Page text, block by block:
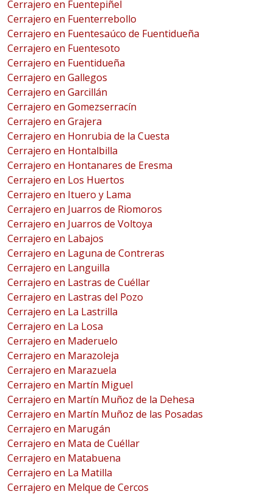
Cerrajero en Fuentepiñel
Cerrajero en Fuenterrebollo
Cerrajero en Fuentesaúco de Fuentidueña
Cerrajero en Fuentesoto
Cerrajero en Fuentidueña
Cerrajero en Gallegos
Cerrajero en Garcillán
Cerrajero en Gomezserracín
Cerrajero en Grajera
Cerrajero en Honrubia de la Cuesta
Cerrajero en Hontalbilla
Cerrajero en Hontanares de Eresma
Cerrajero en Los Huertos
Cerrajero en Ituero y Lama
Cerrajero en Juarros de Riomoros
Cerrajero en Juarros de Voltoya
Cerrajero en Labajos
Cerrajero en Laguna de Contreras
Cerrajero en Languilla
Cerrajero en Lastras de Cuéllar
Cerrajero en Lastras del Pozo
Cerrajero en La Lastrilla
Cerrajero en La Losa
Cerrajero en Maderuelo
Cerrajero en Marazoleja
Cerrajero en Marazuela
Cerrajero en Martín Miguel
Cerrajero en Martín Muñoz de la Dehesa
Cerrajero en Martín Muñoz de las Posadas
Cerrajero en Marugán
Cerrajero en Mata de Cuéllar
Cerrajero en Matabuena
Cerrajero en La Matilla
Cerrajero en Melque de Cercos